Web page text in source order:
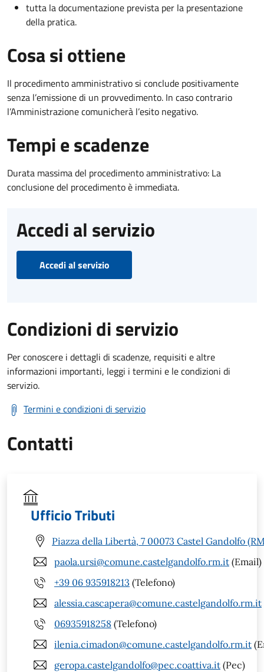
tutta la documentazione prevista per la presentazione
della pratica.
Cosa si ottiene
Il procedimento amministrativo si conclude positivamente
senza l’emissione di un provvedimento. In caso contrario
l’Amministrazione comunicherà l’esito negativo.
Tempi e scadenze
Durata massima del procedimento amministrativo: La
conclusione del procedimento è immediata.
Accedi al servizio
Accedi al servizio
Condizioni di servizio
Per conoscere i dettagli di scadenze, requisiti e altre
informazioni importanti, leggi i termini e le condizioni di
servizio.
Termini e condizioni di servizio
Contatti
Ufficio Tributi
Piazza della Libertà, 7 00073 Castel Gandolfo
paola.ursi@comune.castelgandolfo.rm.it (Email)
+39 06 935918213 (Telefono)
alessia.cascapera@comune.castelgandolfo.rm.it
06935918258 (Telefono)
ilenia.cimadon@comune.castelgandolfo.rm.it
geropa.castelgandolfo@pec.coattiva.it (Pec)